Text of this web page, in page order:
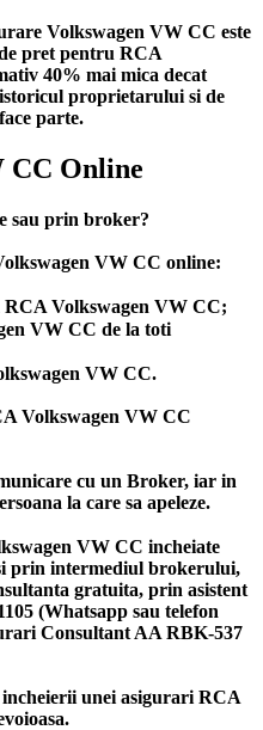
Volkswagen VW CC este
pret pentru RCA
40% mai mica decat
proprietarului si de
parte.
CC Online
sau prin broker?
VW CC online:
Volkswagen VW CC;
VW CC de la toti
VW CC.
Volkswagen VW CC
cu un Broker, iar in
la care sa apeleze.
VW CC incheiate
prin intermediul brokerului,
gratuita, prin asistent
(Whatsapp sau telefon
Consultant AA RBK-537
incheierii unei asigurari RCA